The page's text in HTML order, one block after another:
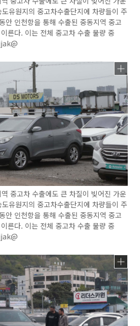
유원지의 중고차수출단지에 차량들이 주
안 인천항을 통해 수출된 중동지역 중고
른다. 이는 전체 중고차 수출 물량 중
중고차 수출에도 큰 차질이 빚어진 가운
유원지의 중고차수출단지에 차량들이 주
안 인천항을 통해 수출된 중동지역 중고
른다. 이는 전체 중고차 수출 물량 중